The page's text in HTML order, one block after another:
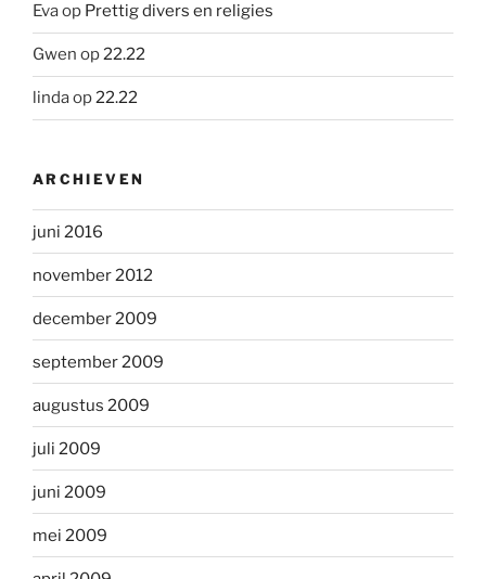
Evaop Prettig divers en religies
Gwen op22.22
lindaop22.22
ARCHIEVEN
juni 2016
november 2012
december 2009
september 2009
augustus 2009
juli 2009
juni 2009
mei 2009